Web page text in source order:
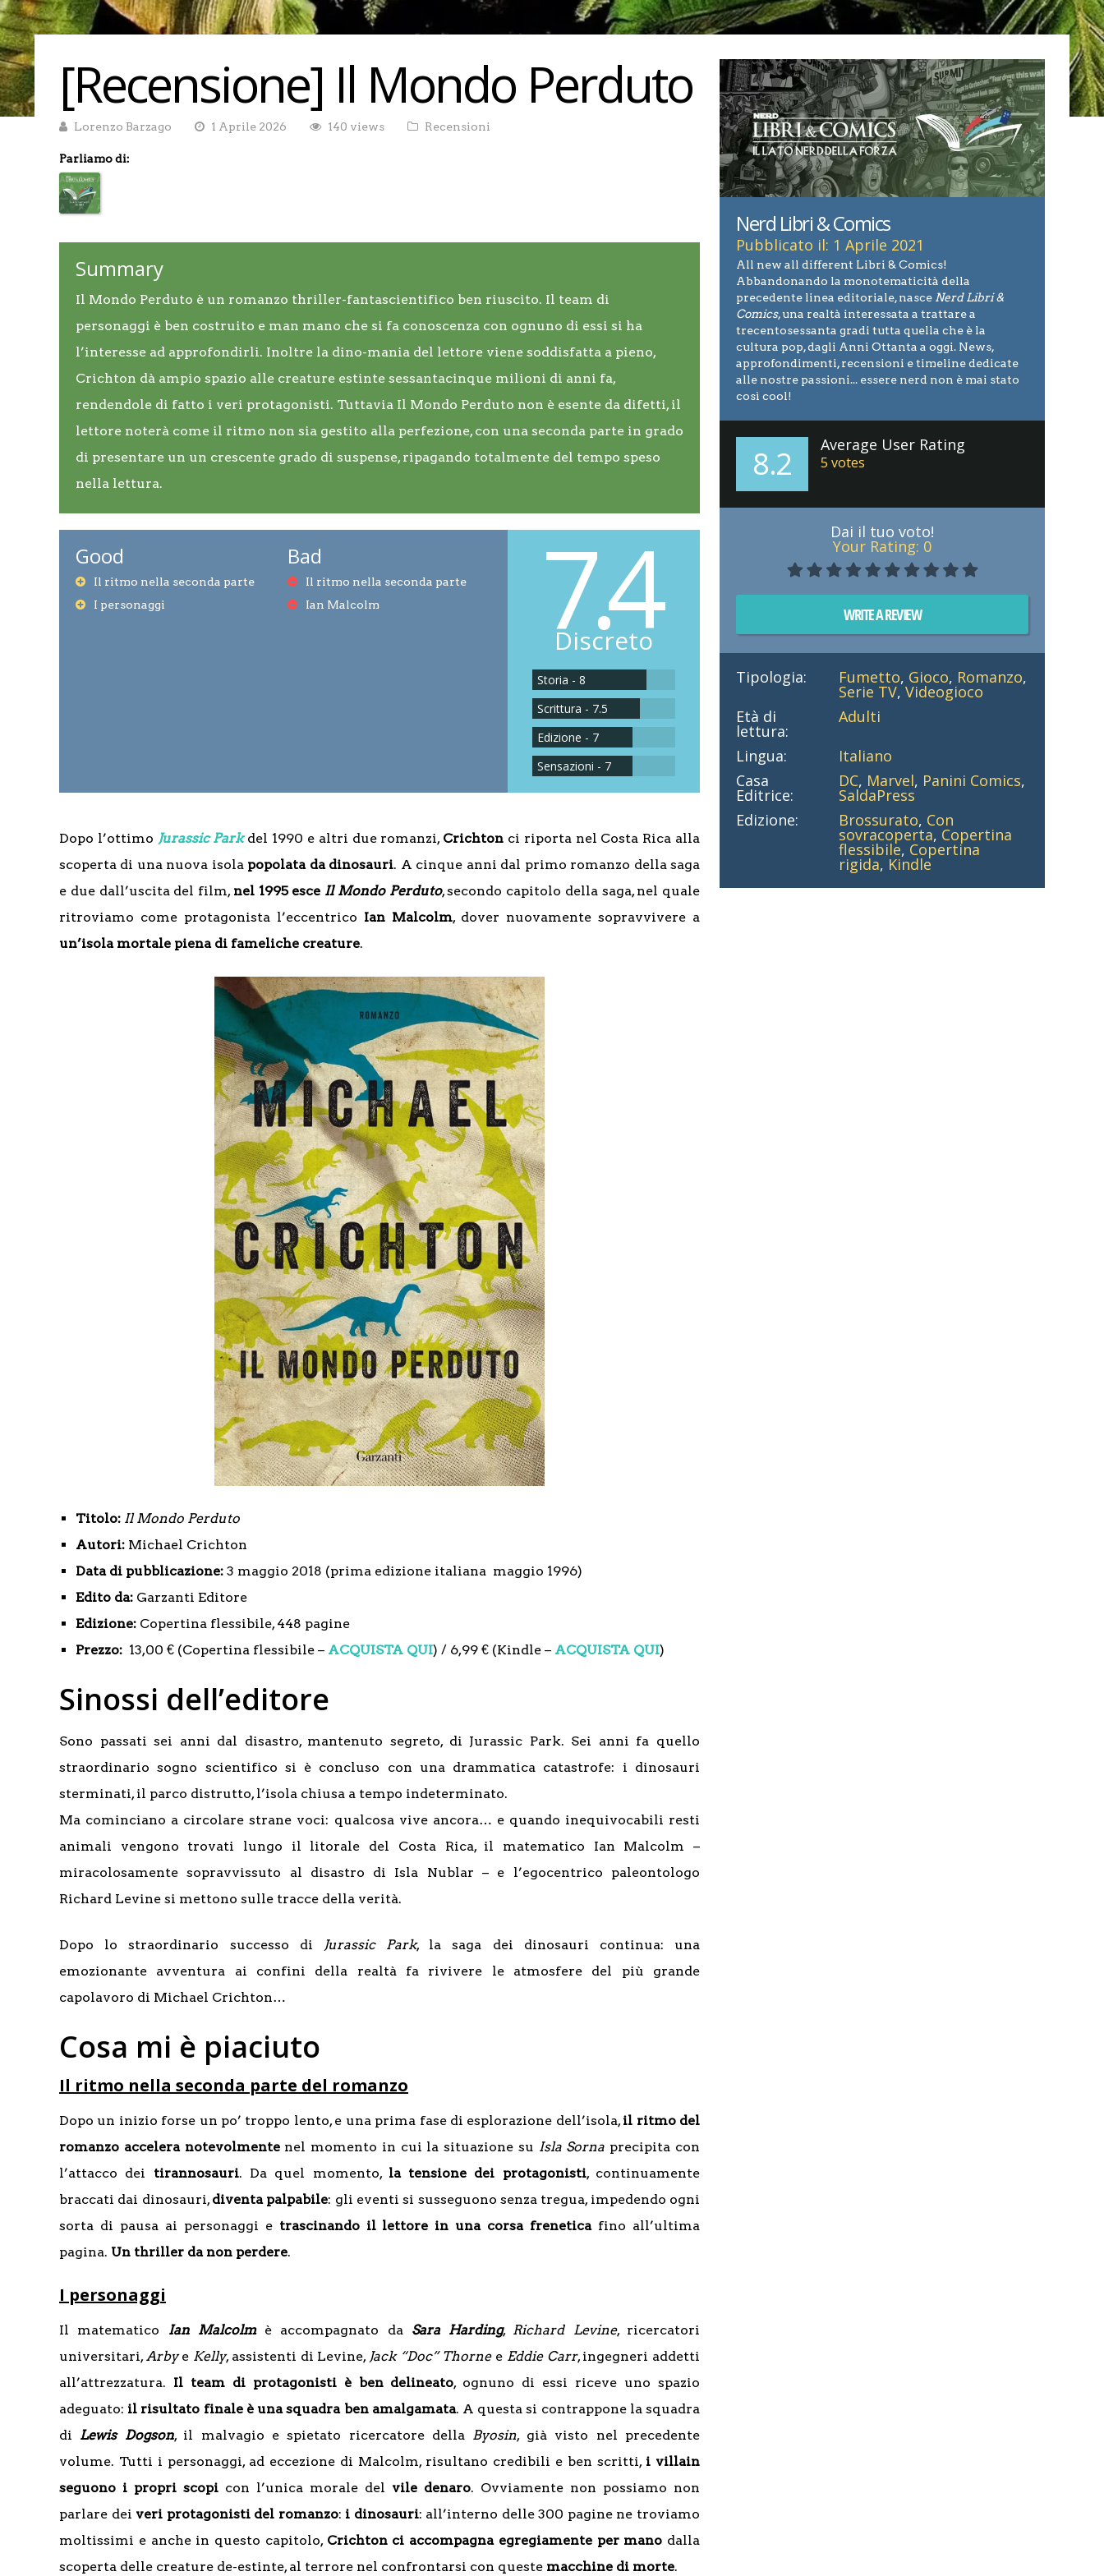
[Recensione] Il Mondo Perduto
Lorenzo Barzago 1 Aprile 2026 140 views Recensioni
Parliamo di:
Summary
Il Mondo Perduto è un romanzo thriller-fantascientifico ben riuscito. Il team di
personaggi è ben costruito e man mano che si fa conoscenza con ognuno di essi si ha
l’interesse ad approfondirli. Inoltre la dino-mania del lettore viene soddisfatta a pieno,
Crichton dà ampio spazio alle creature estinte sessantacinque milioni di anni fa,
rendendole di fatto i veri protagonisti. Tuttavia Il Mondo Perduto non è esente da difetti, il
lettore noterà come il ritmo non sia gestito alla perfezione, con una seconda parte in grado
di presentare un un crescente grado di suspense, ripagando totalmente del tempo speso
nella lettura.
Good
Il ritmo nella seconda parte
I personaggi
Bad
Il ritmo nella seconda parte
Ian Malcolm
7.4
Discreto
Storia - 8
Scrittura - 7.5
Edizione - 7
Sensazioni - 7
Dopo l’ottimo Jurassic Parkdel 1990 e altri due romanzi, Crichton ci riporta nel Costa Rica alla
scoperta di una nuova isola popolata da dinosauri. A cinque anni dal primo romanzo della saga
e due dall’uscita del film, nel 1995 esce Il Mondo Perduto, secondo capitolo della saga, nel quale
ritroviamo come protagonista l’eccentrico Ian Malcolm, dover nuovamente sopravvivere a
un’isola mortale piena di fameliche creature.
Titolo: Il Mondo Perduto
Autori: Michael Crichton
Data di pubblicazione: 3 maggio 2018 (prima edizione italiana maggio 1996)
Edito da: Garzanti Editore
Edizione: Copertina flessibile, 448 pagine
Prezzo: 13,00 € (Copertina flessibile – ACQUISTA QUI) / 6,99 € (Kindle – ACQUISTA QUI)
Sinossi dell’editore
Sono passati sei anni dal disastro, mantenuto segreto, di Jurassic Park. Sei anni fa quello
straordinario sogno scientifico si è concluso con una drammatica catastrofe: i dinosauri
sterminati, il parco distrutto, l’isola chiusa a tempo indeterminato.
Ma cominciano a circolare strane voci: qualcosa vive ancora… e quando inequivocabili resti
animali vengono trovati lungo il litorale del Costa Rica, il matematico Ian Malcolm –
miracolosamente sopravvissuto al disastro di Isla Nublar – e l’egocentrico paleontologo
Richard Levine si mettono sulle tracce della verità.
Dopo lo straordinario successo di Jurassic Park, la saga dei dinosauri continua: una
emozionante avventura ai confini della realtà fa rivivere le atmosfere del più grande
capolavoro di Michael Crichton…
Cosa mi è piaciuto
Il ritmo nella seconda parte del romanzo
Dopo un inizio forse un po’ troppo lento, e una prima fase di esplorazione dell’isola,il ritmo del
romanzo accelera notevolmentenel momento in cui la situazione su Isla Sorna precipita con
l’attacco dei tirannosauri. Da quel momento, la tensione dei protagonisti, continuamente
braccati dai dinosauri,diventa palpabile: gli eventi si susseguono senza tregua, impedendo ogni
sorta di pausa ai personaggi e trascinando il lettore in una corsa freneticafino all’ultima
pagina. Un thriller da non perdere.
I personaggi
Il matematico Ian Malcolmè accompagnato da Sara Harding, Richard Levine, ricercatori
universitari,Arbye Kelly, assistenti di Levine, Jack “Doc” Thornee Eddie Carr, ingegneri addetti
all’attrezzatura. Il team di protagonisti è ben delineato, ognuno di essi riceve uno spazio
adeguato: il risultato finale è una squadra ben amalgamata. A questa si contrappone la squadra
di Lewis Dogson, il malvagio e spietato ricercatore della Byosin, già visto nel precedente
volume. Tutti i personaggi, ad eccezione di Malcolm, risultano credibili e ben scritti, i villain
seguono i propri scopi con l’unica morale del vile denaro. Ovviamente non possiamo non
parlare dei veri protagonisti del romanzo: i dinosauri: all’interno delle 300 pagine ne troviamo
moltissimi e anche in questo capitolo, Crichton ci accompagna egregiamente per mano dalla
scoperta delle creature de-estinte, al terrore nel confrontarsi con queste macchine di morte.
Nerd Libri & Comics
Pubblicato il: 1 Aprile 2021
All new all different Libri & Comics!
Abbandonando la monotematicità della
precedente linea editoriale, nasce Nerd Libri &
Comics, una realtà interessata a trattare a
trecentosessanta gradi tutta quella che è la
cultura pop, dagli Anni Ottanta a oggi. News,
approfondimenti, recensioni e timeline dedicate
alle nostre passioni... essere nerd non è mai stato
così cool!
8.2 Average User Rating
5 votes
Dai il tuo voto!
Your Rating: 0
WRITE A REVIEW
Tipologia: Fumetto, Gioco, Romanzo,
Serie TV, Videogioco
Età di
lettura:
Adulti
Lingua:
Italiano
Casa
Editrice:
DC, Marvel, Panini Comics,
SaldaPress
Edizione:
Brossurato, Con
sovracoperta, Copertina
flessibile, Copertina
rigida, Kindle